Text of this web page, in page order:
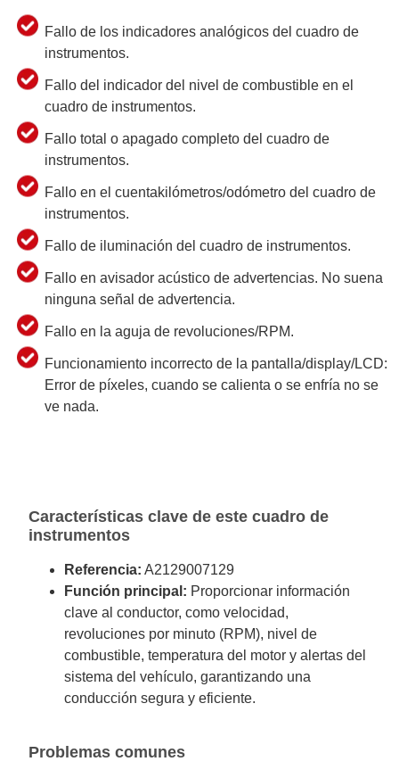
Fallo de los indicadores analógicos del cuadro de
instrumentos.
Fallo del indicador del nivel de combustible en el
cuadro de instrumentos.
Fallo total o apagado completo del cuadro de
instrumentos.
Fallo en el cuentakilómetros/odómetro del cuadro de
instrumentos.
Fallo de iluminación del cuadro de instrumentos.
Fallo en avisador acústico de advertencias. No suena
ninguna señal de advertencia.
Fallo en la aguja de revoluciones/RPM.
Funcionamiento incorrecto de la pantalla/display/LCD:
Error de píxeles, cuando se calienta o se enfría no se
ve nada.
Características clave de este cuadro de
instrumentos
Referencia: A2129007129
Función principal: Proporcionar información
clave al conductor, como velocidad,
revoluciones por minuto (RPM), nivel de
combustible, temperatura del motor y alertas del
sistema del vehículo, garantizando una
conducción segura y eficiente.
Problemas comunes